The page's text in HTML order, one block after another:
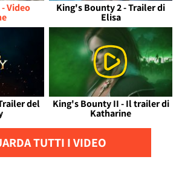
Video King's Bounty 2 - Trailer di
Elisa
del King's Bounty II - Il trailer di
Katharine
TUTTI I VIDEO